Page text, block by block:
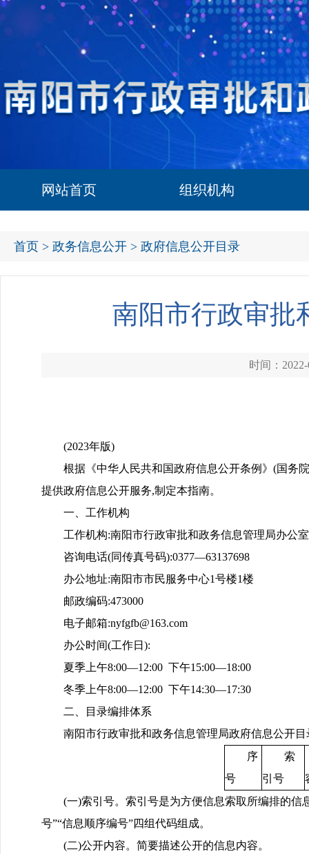
网站首页 组织机构
首页 > 政务信息公开 > 政府信息公开目录
南阳市行政审批
时间：
(2023年版)
根据《中华人民共和国政府信息公开条例》(国务
提供政府信息公开服务,制定本指南。
一、工作机构
工作机构:南阳市行政审批和政务信息管理局办公室
咨询电话(同传真号码):0377—63137698
办公地址:南阳市市民服务中心1号楼1楼
邮政编码:473000
电子邮箱:nyfgfb@163.com
办公时间(工作日):
夏季上午8:00—12:00 下午15:00—18:00
冬季上午8:00—12:00 下午14:30—17:30
二、目录编排体系
南阳市行政审批和政务信息管理局政府信息公开
序
号
索
引号
(一)索引号。索引号是为方便信息索取所编排的信
号”“信息顺序编号”四组代码组成。
(二)公开内容。简要描述公开的信息内容。